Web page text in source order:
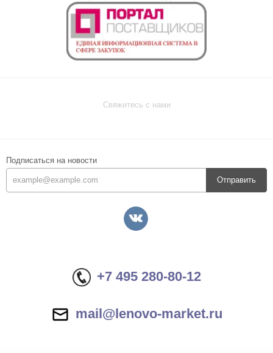
Свяжитесь с нами
Подписаться на новости
Отправить
+7 495 280-80-12
mail@lenovo-market.ru